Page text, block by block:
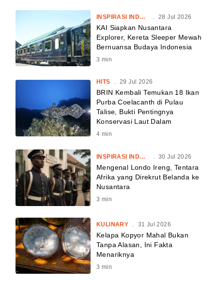
INSPIRASI INDONESIA . 28 Jul 2026
KAI Siapkan Nusantara
Explorer, Kereta Sleeper Mewah
Bernuansa Budaya Indonesia
3 min
HITS . 29 Jul 2026
BRIN Kembali Temukan 18 Ikan
Purba Coelacanth di Pulau
Talise, Bukti Pentingnya
Konservasi Laut Dalam
4 min
INSPIRASI INDONESIA 30 Jul 2026
Mengenal Londo Ireng, Tentara
Afrika yang Direkrut Belanda ke
Nusantara
3 min
KULINARY 31 Jul 2026
Kelapa Kopyor Mahal Bukan
Tanpa Alasan, Ini Fakta
Menariknya
3 min